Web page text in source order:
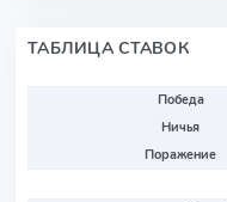
ТАБЛИЦА СТАВОК
Победа
Ничья
Поражение